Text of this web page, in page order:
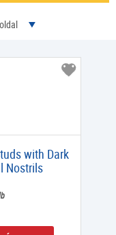
with Dark
Nostrils